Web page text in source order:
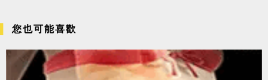
您也可能喜歡